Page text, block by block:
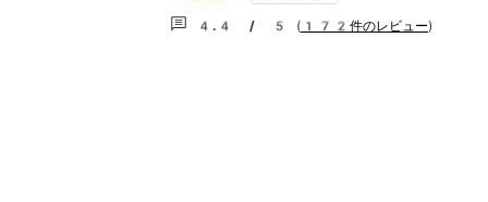
4.4 / 5 ( 172件のレビュー)